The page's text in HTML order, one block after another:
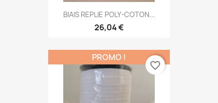
BIAIS REPLIE POLY-COTON...
26,04 €
PROMO !
favorite_border